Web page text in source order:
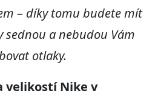
– díky tomu budete mít
sednou a nebudou Vám
otlaky.
velikostí Nike v